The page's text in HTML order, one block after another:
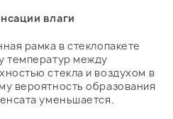
влаги
рамка в стеклопакете
температур между
стекла и воздухом в
вероятность образования
уменьшается.